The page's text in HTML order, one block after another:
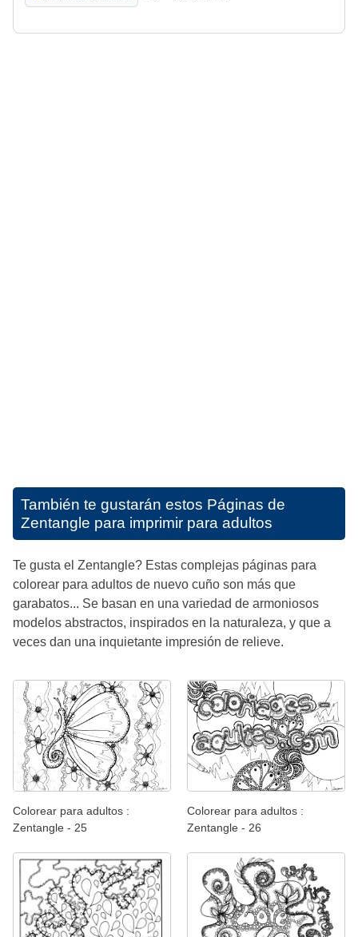
También te gustarán estos Páginas de
Zentangle para imprimir para adultos
Te gusta el Zentangle? Estas complejas páginas para
colorear para adultos de nuevo cuño son más que
garabatos... Se basan en una variedad de armoniosos
modelos abstractos, inspirados en la naturaleza, y que a
veces dan una inquietante impresión de relieve.
Colorear para adultos :
Zentangle - 25
Colorear para adultos :
Zentangle - 26